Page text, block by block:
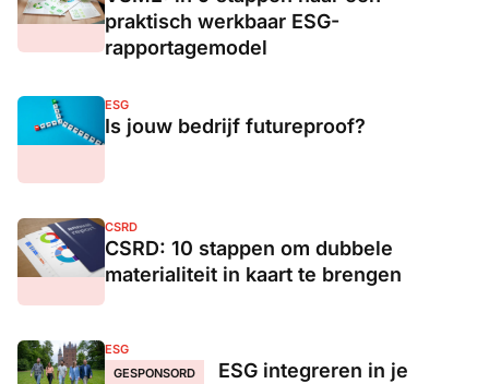
praktisch werkbaar ESG-
rapportagemodel
ESG
Is jouw bedrijf futureproof?
CSRD
CSRD: 10 stappen om dubbele
materialiteit in kaart te brengen
ESG
GESPONSORD
ESG integreren in je